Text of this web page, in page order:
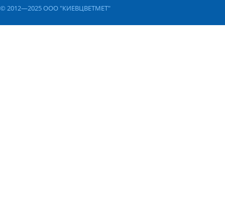
© 2012—2025 ООО "КИЕВЦВЕТМЕТ"